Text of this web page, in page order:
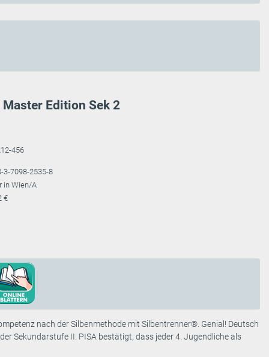
Edition Sek 2
456
3-7098-2535-8
in Wien/A
€
nach der Silbenmethode mit Silbentrenner®. Genial! Deutsch
Sekundarstufe II. PISA bestätigt, dass jeder 4. Jugendliche als